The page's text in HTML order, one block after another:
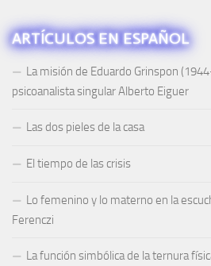
ARTÍCULOS EN ESPAÑOL
La misión de Eduardo Grinspon
psicoanalista singular Alberto Eiguer
Las dos pieles de la casa
El tiempo de las crisis
Lo femenino y lo materno en la
Ferenczi
La función simbólica de la ternura